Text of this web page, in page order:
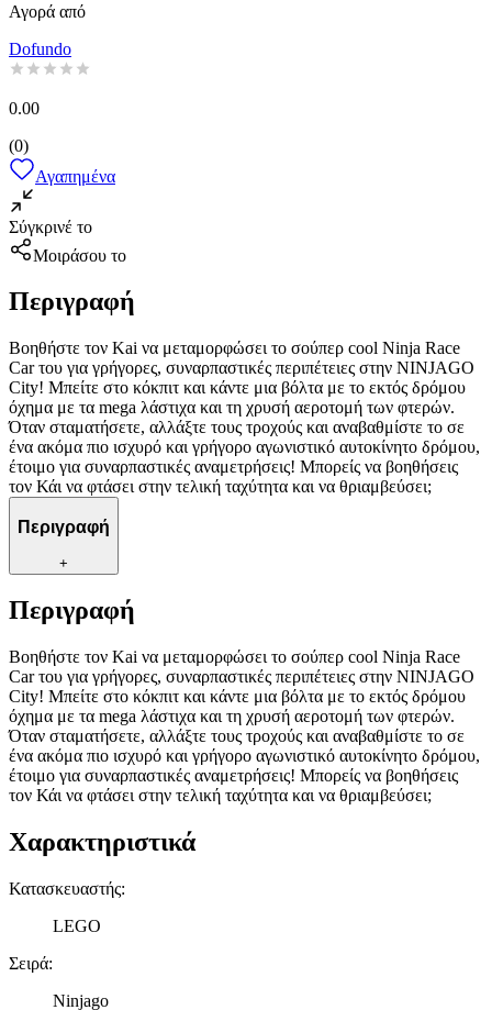
Αγορά από
Dofundo
0.00
(0)
Αγαπημένα
Σύγκρινέ το
Μοιράσου το
Περιγραφή
Βοηθήστε τον Kai να μεταμορφώσει το σούπερ cool Ninja Race
Car του για γρήγορες, συναρπαστικές περιπέτειες στην NINJAGO
City! Μπείτε στο κόκπιτ και κάντε μια βόλτα με το εκτός δρόμου
όχημα με τα mega λάστιχα και τη χρυσή αεροτομή των φτερών.
Όταν σταματήσετε, αλλάξτε τους τροχούς και αναβαθμίστε το σε
ένα ακόμα πιο ισχυρό και γρήγορο αγωνιστικό αυτοκίνητο δρόμου,
έτοιμο για συναρπαστικές αναμετρήσεις! Μπορείς να βοηθήσεις
τον Κάι να φτάσει στην τελική ταχύτητα και να θριαμβεύσει;
Περιγραφή
+
Περιγραφή
Βοηθήστε τον Kai να μεταμορφώσει το σούπερ cool Ninja Race
Car του για γρήγορες, συναρπαστικές περιπέτειες στην NINJAGO
City! Μπείτε στο κόκπιτ και κάντε μια βόλτα με το εκτός δρόμου
όχημα με τα mega λάστιχα και τη χρυσή αεροτομή των φτερών.
Όταν σταματήσετε, αλλάξτε τους τροχούς και αναβαθμίστε το σε
ένα ακόμα πιο ισχυρό και γρήγορο αγωνιστικό αυτοκίνητο δρόμου,
έτοιμο για συναρπαστικές αναμετρήσεις! Μπορείς να βοηθήσεις
τον Κάι να φτάσει στην τελική ταχύτητα και να θριαμβεύσει;
Χαρακτηριστικά
Κατασκευαστής:
LEGO
Σειρά:
Ninjago